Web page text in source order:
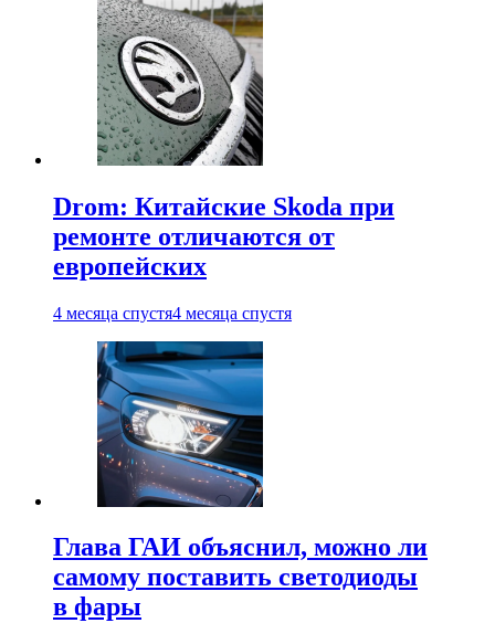
Drom: Китайские Skoda при
ремонте отличаются от
европейских
4 месяца спустя4 месяца спустя
Глава ГАИ объяснил, можно ли
самому поставить светодиоды
в фары